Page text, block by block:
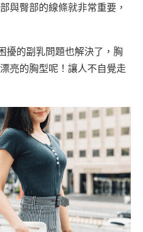
與臀部的線條就非常重要，
擾的副乳問題也解決了，胸
亮的胸型呢！讓人不自覺走